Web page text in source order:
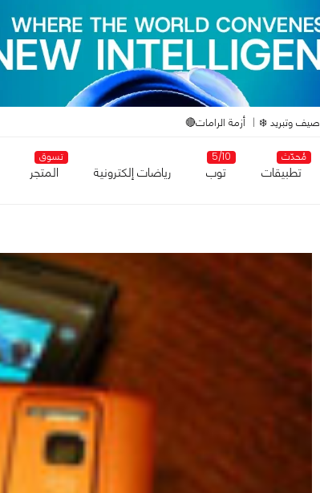
صيف وتبريد ❄️ أزمة الرامات🔴
مُحدّث
تطبيقات
5/10
توب رياضات إلكترونية
تسوق
المتجر